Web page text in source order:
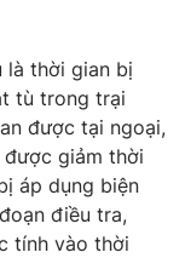
là thời gian bị
tù trong trại
được tại ngoại,
giảm thời
áp dụng biện
điều tra,
tính vào thời